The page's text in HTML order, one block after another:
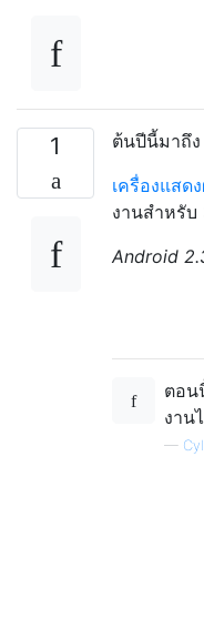
1
ต้นปีนี้มาถึ
เครื่องแสด
งานสำหรับ
Android
ตอน
งาน
—